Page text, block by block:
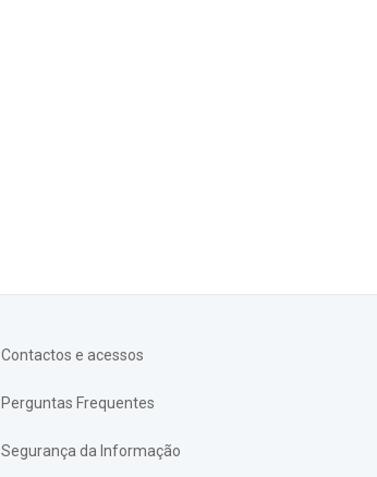
Contactos e acessos
Perguntas Frequentes
Segurança da Informação